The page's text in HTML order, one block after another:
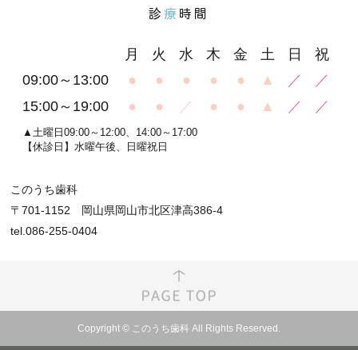
診 療 時間
月 火 水 木 金 土 日
祝
09:00～13:00
● ● ● ● ● ▲ ／
／
15:00～19:00
● ● ／ ● ● ▲ ／ ／
▲土曜日09:00～12:00、14:00～17:00
【休診日】水曜午後、日曜祝日
このうち歯科
〒701-1152 岡山県岡山市北区津高386-4
tel.086-255-0404
Copyright © このうち歯科 All Rights Reserved.